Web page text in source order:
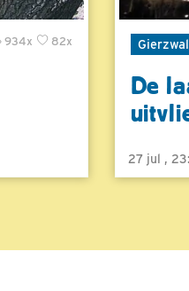
82x
934x
De
27 jul ,